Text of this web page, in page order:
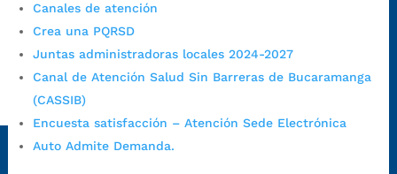
Canales de atención
Crea una PQRSD
Juntas administradoras locales 2024-2027
Canal de Atención Salud Sin Barreras de Bucaramanga
(CASSIB)
Encuesta satisfacción – Atención Sede Electrónica
Auto Admite Demanda.
Alcaldía de Bucaramanga
PrensaBucaramanga
de Tratamiento de Datos Personales